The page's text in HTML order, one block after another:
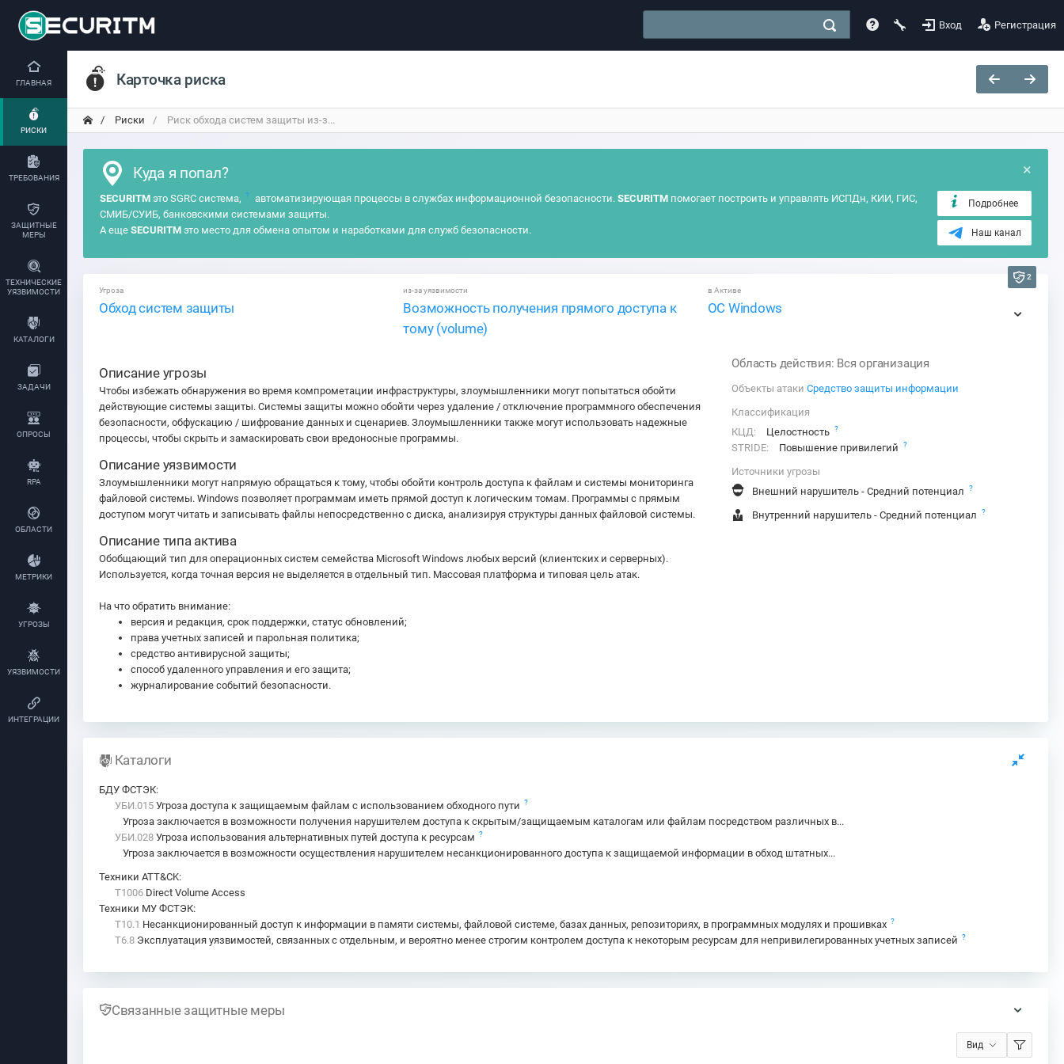
Вход Регистрация
ГЛАВНАЯ
РИСКИ
ТРЕБОВАНИЯ
ЗАЩИТНЫЕ
МЕРЫ
ТЕХНИЧЕСКИЕ
УЯЗВИМОСТИ
КАТАЛОГИ
ЗАДАЧИ
ОПРОСЫ
RPA
ОБЛАСТИ
МЕТРИКИ
УГРОЗЫ
УЯЗВИМОСТИ
ИНТЕГРАЦИИ
Карточка риска
Риски Риск обхода систем защиты из-з...
×
Куда я попал?
SECURITM это SGRC система, ? автоматизирующая процессы в службах информационной безопасности. SECURITMпомогает построить и управлять ИСПДн, КИИ, ГИС,
СМИБ/СУИБ, банковскими системами защиты.
А еще SECURITM это место для обмена опытом и наработками для служб безопасности.
Подробнее
Наш канал
2
Угроза
Обход систем защиты
из-за уязвимости
Возможность получения прямого доступа к
тому (volume)
в Активе
ОС Windows
Описание угрозы
Чтобы избежать обнаружения во время компрометации инфраструктуры, злоумышленники могут попытаться обойти
действующие системы защиты. Системы защиты можно обойти через удаление / отключение программного обеспечения
безопасности, обфускацию / шифрование данных и сценариев. Злоумышленники также могут использовать надежные
процессы, чтобы скрыть и замаскировать свои вредоносные программы.
Описание уязвимости
Злоумышленники могут напрямую обращаться к тому, чтобы обойти контроль доступа к файлам и системы мониторинга
файловой системы. Windows позволяет программам иметь прямой доступ к логическим томам. Программы с прямым
доступом могут читать и записывать файлы непосредственно с диска, анализируя структуры данных файловой системы.
Описание типа актива
Обобщающий тип для операционных систем семейства Microsoft Windows любых версий (клиентских и серверных).
Используется, когда точная версия не выделяется в отдельный тип. Массовая платформа и типовая цель атак.
На что обратить внимание:
версия и редакция, срок поддержки, статус обновлений;
права учетных записей и парольная политика;
средство антивирусной защиты;
способ удаленного управления и его защита;
журналирование событий безопасности.
Область действия: Вся организация
Объекты атакиСредство защиты информации
Классификация
КЦД:
Целостность ?
STRIDE: Повышение привилегий ?
Источники угрозы
Внешний нарушитель - Средний потенциал
?
Внутренний нарушитель - Средний потенциал ?
Каталоги
БДУ ФСТЭК:
УБИ.015 Угроза доступа к защищаемым файлам с использованием обходного пути ?
Угроза заключается в возможности получения нарушителем доступа к скрытым/защищаемым каталогам или файлам посредством различных в...
УБИ.028 Угроза использования альтернативных путей доступа к ресурсам ?
Угроза заключается в возможности осуществления нарушителем несанкционированного доступа к защищаемой информации в обход штатных...
Техники ATT&CK:
T1006 Direct Volume Access
Техники МУ ФСТЭК:
T10.1 Несанкционированный доступ к информации в памяти системы, файловой системе, базах данных, репозиториях, в программных модулях и прошивках ?
T6.8 Эксплуатация уязвимостей, связанных с отдельным, и вероятно менее строгим контролем доступа к некоторым ресурсам для непривилегированных учетных записей ?
Связанные защитные меры
Вид